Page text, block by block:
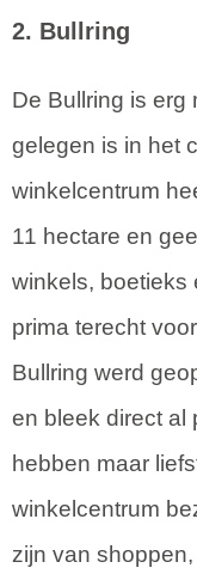
2. Bullring
De Bullring is erg
gelegen is in het
winkelcentrum
11 hectare en
winkels, boetieks
prima terecht
Bullring werd
en bleek direct al
hebben maar
winkelcentrum
zijn van